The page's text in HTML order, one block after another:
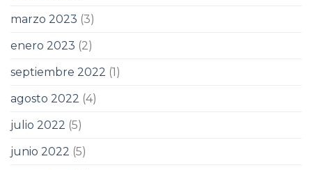
marzo 2023 (3)
enero 2023 (2)
septiembre 2022 (1)
agosto 2022 (4)
julio 2022 (5)
junio 2022 (5)